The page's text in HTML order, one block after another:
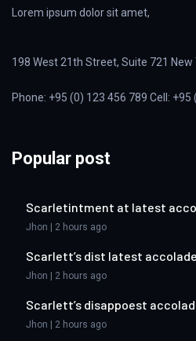
Lorem ipsum dolor sit amet,
198 West 21th Street, Suite 721 New
Phone: +95 (0) 123 456 789 Cell: +95
Popular post
Scarletintment at latest
Jhon | 2 hours ago
Scarlett’s dist latest accolade
Jhon | 2 hours ago
Scarlett’s disappoest
Jhon | 2 hours ago